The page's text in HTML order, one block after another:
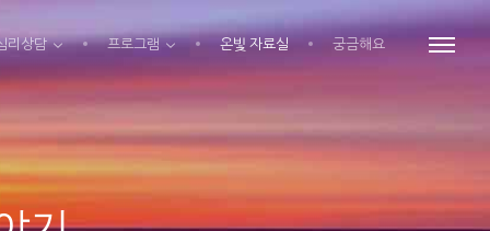
리상담 프로그램 온빛 자료실 궁금해요